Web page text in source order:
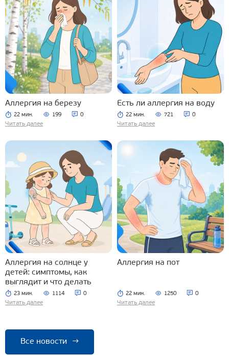
Аллергия на березу
22 мин. 199 0
Читать далее
Есть ли аллергия на воду
22 мин. 721 0
Читать далее
Аллергия на солнце у
детей: симптомы, как
выглядит и что делать
23 мин. 1114 0
Читать далее
Аллергия на пот
22 мин. 1250 0
Читать далее
Все новости →